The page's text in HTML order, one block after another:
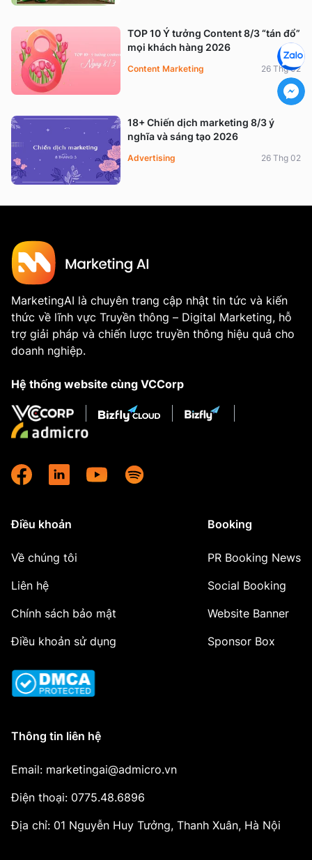
TOP 10 Ý tưởng Content 8/3 “tán đổ”
mọi khách hàng 2026
Content Marketing 26 Thg 02
18+ Chiến dịch marketing 8/3 ý
nghĩa và sáng tạo 2026
Advertising 26 Thg 02
MarketingAI là chuyên trang cập nhật tin tức và kiến
thức về lĩnh vực Truyền thông – Digital Marketing, hỗ
trợ giải pháp và chiến lược truyền thông hiệu quả cho
doanh nghiệp.
Hệ thống website cùng VCCorp
Điều khoản
Về chúng tôi
Liên hệ
Chính sách bảo mật
Điều khoản sử dụng
Booking
PR Booking News
Social Booking
Website Banner
Sponsor Box
Thông tin liên hệ
Email: marketingai@admicro.vn
Điện thoại: 0775.48.6896
Địa chỉ: 01 Nguyễn Huy Tưởng, Thanh Xuân, Hà Nội